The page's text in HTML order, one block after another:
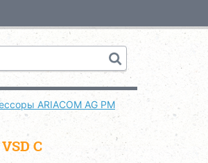
ARIACOM AG PM
С